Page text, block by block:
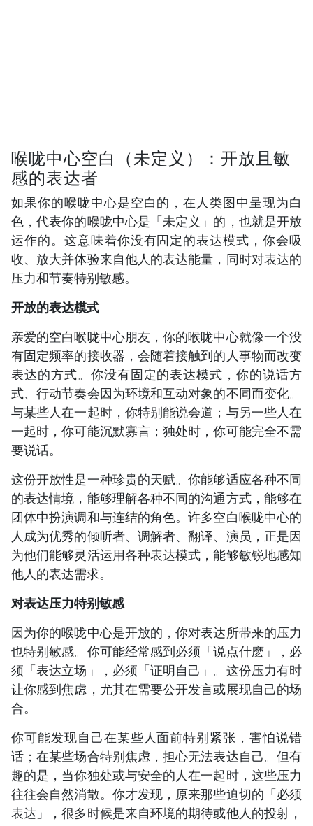
喉咙中心空白（未定义）：开放且敏
感的表达者
如果你的喉咙中心是空白的，在人类图中呈现为白
色，代表你的喉咙中心是「未定义」的，也就是开放
运作的。这意味着你没有固定的表达模式，你会吸
收、放大并体验来自他人的表达能量，同时对表达的
压力和节奏特别敏感。
开放的表达模式
亲爱的空白喉咙中心朋友，你的喉咙中心就像一个没
有固定频率的接收器，会随着接触到的人事物而改变
表达的方式。你没有固定的表达模式，你的说话方
式、行动节奏会因为环境和互动对象的不同而变化。
与某些人在一起时，你特别能说会道；与另一些人在
一起时，你可能沉默寡言；独处时，你可能完全不需
要说话。
这份开放性是一种珍贵的天赋。你能够适应各种不同
的表达情境，能够理解各种不同的沟通方式，能够在
团体中扮演调和与连结的角色。许多空白喉咙中心的
人成为优秀的倾听者、调解者、翻译、演员，正是因
为他们能够灵活运用各种表达模式，能够敏锐地感知
他人的表达需求。
对表达压力特别敏感
因为你的喉咙中心是开放的，你对表达所带来的压力
也特别敏感。你可能经常感到必须「说点什麽」，必
须「表达立场」，必须「证明自己」。这份压力有时
让你感到焦虑，尤其在需要公开发言或展现自己的场
合。
你可能发现自己在某些人面前特别紧张，害怕说错
话；在某些场合特别焦虑，担心无法表达自己。但有
趣的是，当你独处或与安全的人在一起时，这些压力
往往会自然消散。你才发现，原来那些迫切的「必须
表达」，很多时候是来自环境的期待或他人的投射，